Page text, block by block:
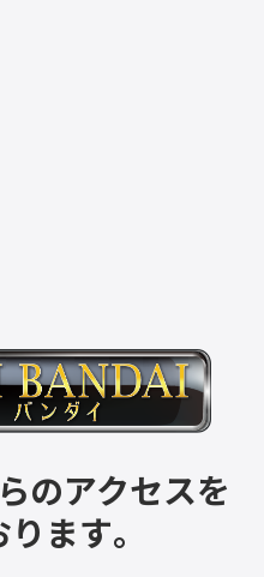
のアクセスを
ます。